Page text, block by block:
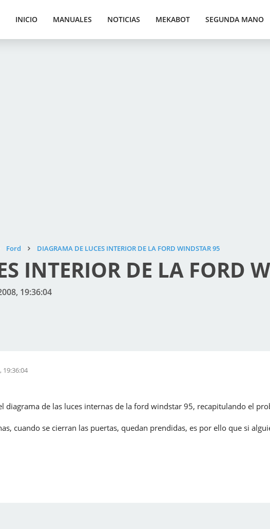
INICIO MANUALES NOTICIAS MEKABOT SEGUNDA MANO
Ford DIAGRAMA DE LUCES INTERIOR DE LA FORD WINDSTAR 95
INTERIOR DE LA FORD
19:36:04
19:36:04
diagrama de las luces internas de la ford windstar 95, recapitulando el
cuando se cierran las puertas, quedan prendidas, es por ello que si